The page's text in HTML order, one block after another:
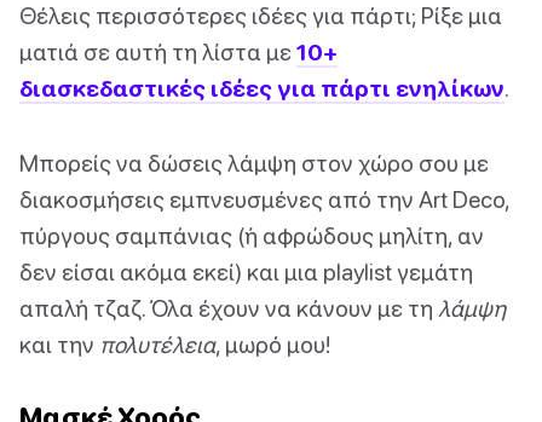
Θέλεις περισσότερες ιδέες για πάρτι; Ρίξε μια
ματιά σε αυτή τη λίστα με 10+
διασκεδαστικές ιδέες για πάρτι ενηλίκων.
Μπορείς να δώσεις λάμψη στον χώρο σου με
διακοσμήσεις εμπνευσμένες από την Art Deco,
πύργους σαμπάνιας (ή αφρώδους μηλίτη, αν
δεν είσαι ακόμα εκεί) και μια playlist γεμάτη
απαλή τζαζ. Όλα έχουν να κάνουν με τη λάμψη
και την πολυτέλεια, μωρό μου!